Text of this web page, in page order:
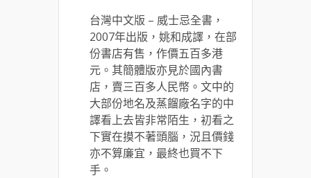
台灣中文版 – 威士忌全書，
2007年出版，姚和成譯，在部
份書店有售，作價五百多港
元。其簡體版亦見於國內書
店，賣三百多人民幣。文中的
大部份地名及蒸餾廠名字的中
譯看上去皆非常陌生，初看之
下實在摸不著頭腦，況且價錢
亦不算廉宜，最終也買不下
手。